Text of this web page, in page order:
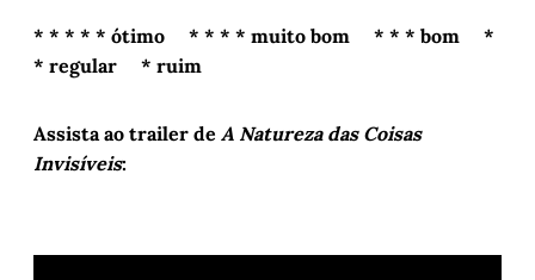
* * * * * ótimo * * * * muito bom * * * bom *
* regular * ruim
Assista ao trailer de A Natureza das Coisas
Invisíveis: